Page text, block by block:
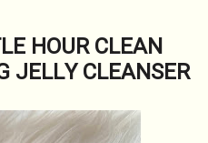
HOUR CLEAN
JELLY CLEANSER